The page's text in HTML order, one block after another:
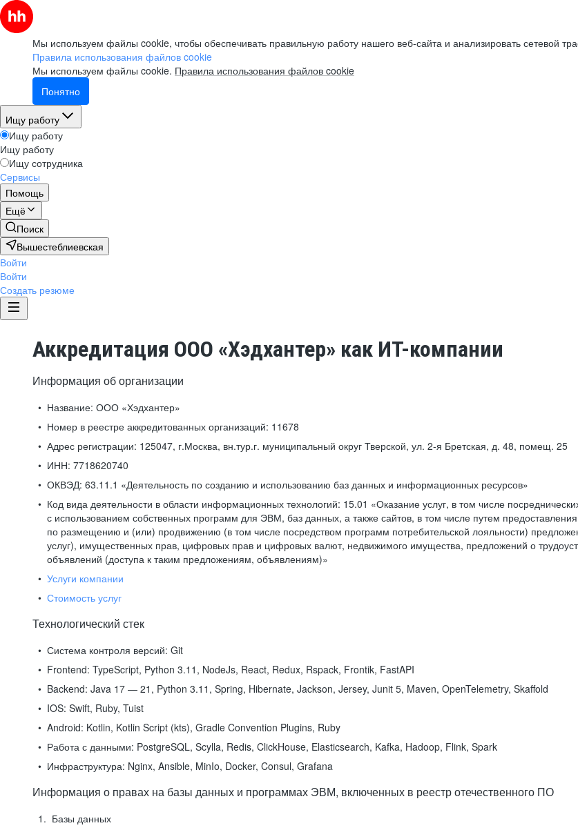
Мы используем файлы cookie, чтобы обеспечивать правильную работу нашего веб-сайта и анализировать сетевой
Правила использования файлов cookie
Мы используем файлы cookie. Правила использования файлов cookie
Понятно
Ищу работу
Ищу работу
Ищу работу
Ищу сотрудника
Сервисы
Помощь
Ещё
Поиск
Вышестеблиевская
Войти
Войти
Создать резюме
Аккредитация ООО «Хэдхантер» как ИТ-компании
Информация об организации
Название: ООО «Хэдхантер»
Номер в реестре аккредитованных организаций: 11678
Адрес регистрации: 125047, г.Москва, вн.тур.г. муниципальный округ Тверской, ул. 2-я Бретская, д. 48, помещ. 25
ИНН: 7718620740
ОКВЭД: 63.11.1 «Деятельность по созданию и использованию баз данных и информационных ресурсов»
Код вида деятельности в области информационных технологий: 15.01 «Оказание услуг, в том числе
с использованием собственных программ для ЭВМ, баз данных, а также сайтов, в том числе путем
по размещению и (или) продвижению (в том числе посредством программ потребительской лояльности)
услуг), имущественных прав, цифровых прав и цифровых валют, недвижимого имущества, предложений о
объявлений (доступа к таким предложениям, объявлениям)»
Услуги компании
Стоимость услуг
Технологический стек
Система контроля версий: Git
Frontend: TypeScript, Python 3.11, NodeJs, React, Redux, Rspack, Frontik, FastAPI
Backend: Java 17 — 21, Python 3.11, Spring, Hibernate, Jackson, Jersey, Junit 5, Maven, OpenTelemetry, Skaffold
IOS: Swift, Ruby, Tuist
Android: Kotlin, Kotlin Script (kts), Gradle Convention Plugins, Ruby
Работа с данными: PostgreSQL, Scylla, Redis, ClickHouse, Elasticsearch, Kafka, Hadoop, Flink, Spark
Инфраструктура: Nginx, Ansible, MinIo, Docker, Consul, Grafana
Информация о правах на базы данных и программах ЭВМ, включенных в реестр отечественного ПО
Базы данных